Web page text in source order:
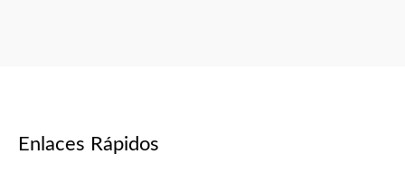
Enlaces Rápidos